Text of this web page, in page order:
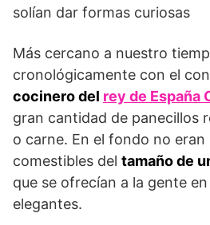
solían dar formas curiosas
Más cercano a nuestro
cronológicamente con el
cocinero del rey de España
gran cantidad de panecillos
o carne. En el fondo no eran
comestibles del tamaño de
que se ofrecían a la gente
elegantes.